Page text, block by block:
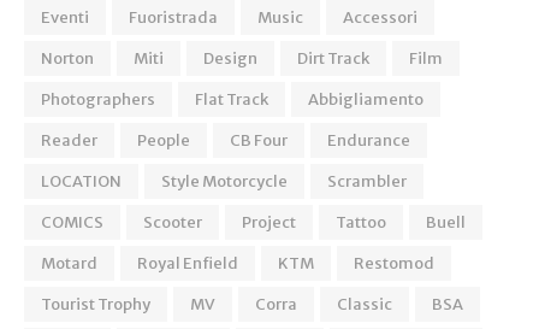
Eventi
Fuoristrada Music
Accessori
Norton
Miti Design Dirt Track
Film
Photographers
Flat Track
Abbigliamento
Reader
People CB Four
Endurance
LOCATION
Style Motorcycle
Scrambler
COMICS
Scooter Project Tattoo
Buell
Motard
Royal Enfield KTM
Restomod
Tourist Trophy
MV Corra Classic
BSA